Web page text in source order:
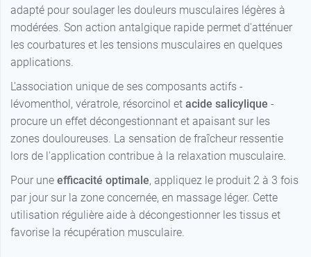
adapté pour soulager les douleurs musculaires légères à
modérées. Son action antalgique rapide permet d'atténuer
les courbatures et les tensions musculaires en quelques
applications.
L'association unique de ses composants actifs -
lévomenthol, vératrole, résorcinol et acide salicylique -
procure un effet décongestionnant et apaisant sur les
zones douloureuses. La sensation de fraîcheur ressentie
lors de l'application contribue à la relaxation musculaire.
Pour une efficacité optimale, appliquez le produit 2 à 3 fois
par jour sur la zone concernée, en massage léger. Cette
utilisation régulière aide à décongestionner les tissus et
favorise la récupération musculaire.